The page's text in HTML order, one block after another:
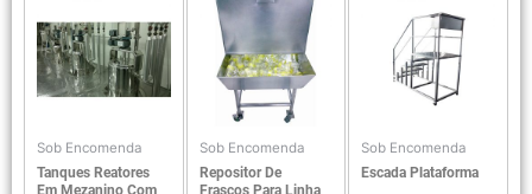
Sob Encomenda
Tanques Reatores
Em Mezanino Com
Sob Encomenda
Repositor De
Frascos Para Linha
Sob Encomenda
Escada Plataforma